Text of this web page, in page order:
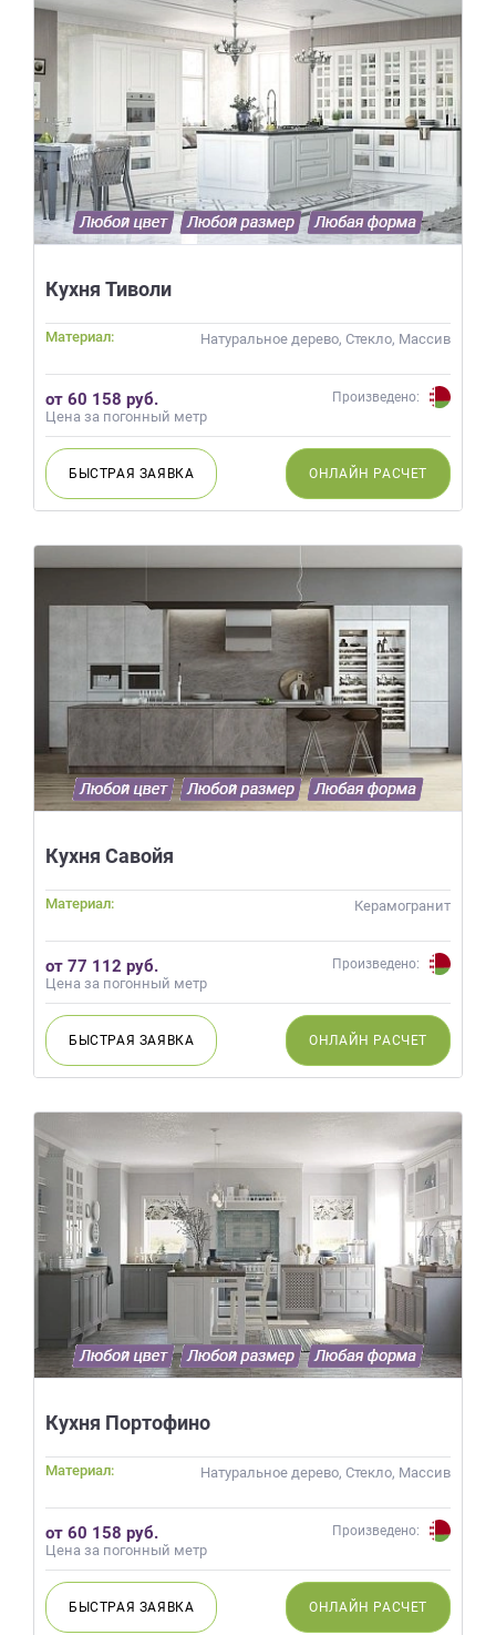
Кухня Тиволи
Материал: Натуральное дерево, Стекло, Массив
от 60 158 руб.
Цена за погонный метр
Произведено:
БЫСТРАЯ ЗАЯВКА ОНЛАЙН РАСЧЕТ
Кухня Савойя
Материал: Керамогранит
от 77 112 руб.
Цена за погонный метр
Произведено:
БЫСТРАЯ ЗАЯВКА ОНЛАЙН РАСЧЕТ
Кухня Портофино
Материал: Натуральное дерево, Стекло, Массив
от 60 158 руб.
Цена за погонный метр
Произведено:
БЫСТРАЯ ЗАЯВКА ОНЛАЙН РАСЧЕТ